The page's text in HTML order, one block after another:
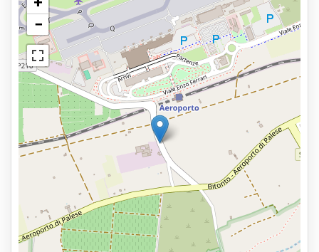
Lavaggio auto
Possibile manutenzione al veicolo
Personale di controllo
Servizi
Aperto 24 ore
Prenota in anticipo
2,9km dall'aeroporto
Tipi di parcheggio
Servizio navetta
Visualizza sulla mappa
−